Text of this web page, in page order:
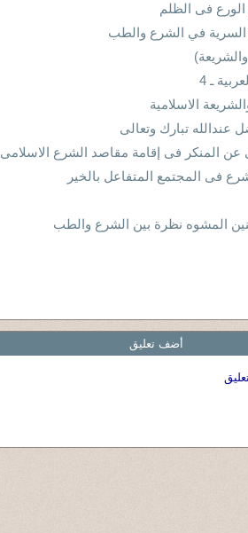
فى الظلم
السرية في الشرع والطب
ـ 4
الاسلامية
عندالله تبارك وتعالى
عن المنكر فى إقامة مقاصد الشرع الاسلامى
فى المجتمع المتفاعل بالخير
المشوه نظرة بين الشرع والطب
أضف تعليق